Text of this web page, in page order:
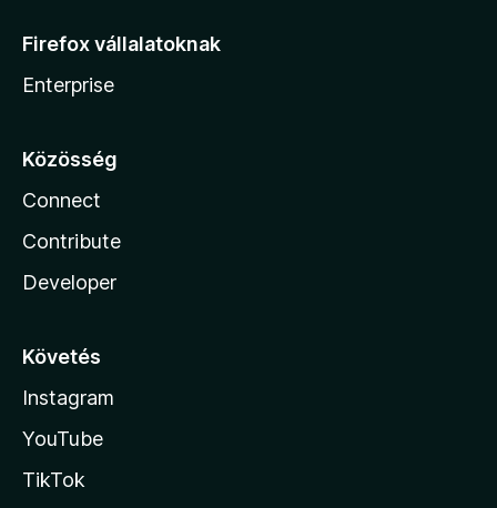
Firefox vállalatoknak
Enterprise
Közösség
Connect
Contribute
Developer
Követés
Instagram
YouTube
TikTok